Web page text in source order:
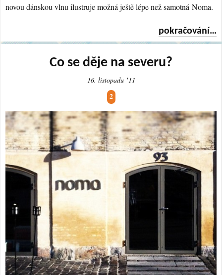
novou dánskou vlnu ilustruje možná ještě lépe než samotná Noma.
pokračování…
Co se děje na severu?
16. listopadu ʼ11
2